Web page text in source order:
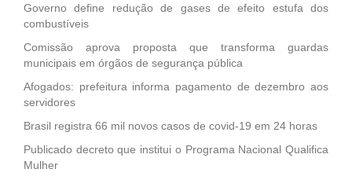
Governo define redução de gases de efeito estufa dos
combustíveis
Comissão aprova proposta que transforma guardas
municipais em órgãos de segurança pública
Afogados: prefeitura informa pagamento de dezembro aos
servidores
Brasil registra 66 mil novos casos de covid-19 em 24 horas
Publicado decreto que institui o Programa Nacional Qualifica
Mulher